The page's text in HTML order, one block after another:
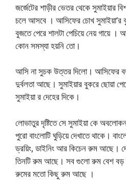
জর্জেটের শাড়ীর ভেতর থেকে সুমাইয়ার
চলে আসবে । আসিফের চোখ সুমাইয়া’র
বুজতে পেরে শালটা পেচিয়ে নেয় গায়ে
কোন সমস্যা হয়নি তো।
আসি না সুচক উত্তর দিলো। আসিফের
দুর্বলতা আছে। সুমাইয়ার বুকরে ছোয়া
সুমাইয়া র দেহের দিকে।
লোভাতুর দৃষ্টিতে সে সুমাইয়া কে
পুরো বাংলোটি ঘুড়িয়ে দেখাতে থাকে।
ড্রয়িং, ডাইনিং আর কিচেন রুম আছে।
তিনটি রুম আছে। সব গুলো রুম বেশ বড়
রুমের মতো কিছু রুম আছে ।